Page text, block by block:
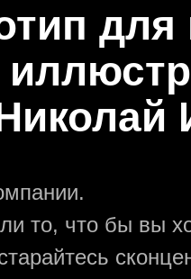
то, что бы вы